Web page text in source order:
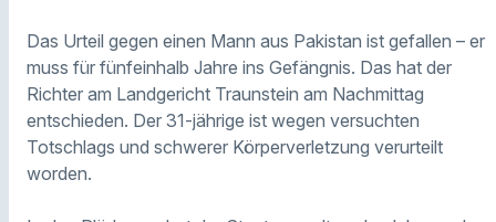
Das Urteil gegen einen Mann aus Pakistan ist gefallen – er
muss für fünfeinhalb Jahre ins Gefängnis. Das hat der
Richter am Landgericht Traunstein am Nachmittag
entschieden. Der 31-jährige ist wegen versuchten
Totschlags und schwerer Körperverletzung verurteilt
worden.